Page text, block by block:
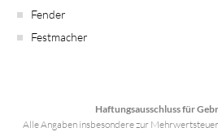
Fender
Festmacher
Haftungsausschluss für
Alle Angaben insbesondere zur